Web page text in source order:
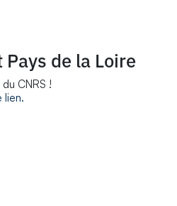
de la Loire
CNRS !
lien.